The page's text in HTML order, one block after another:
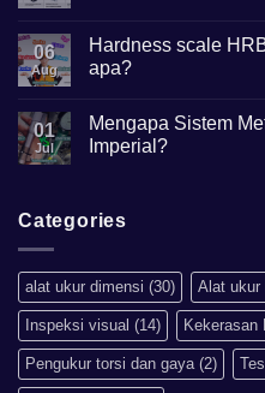
Mikroskop
Metalurgi
Apa
06
Aug
Hardness scale
apa?
on
Hardness
scale
01
Jul
Mengapa Sistem
Imperial?
Mengapa
Sistem
Baik
Daripada
Imperial?
Categories
alat ukur dimensi (30) Alat ukur
Inspeksi visual (14) Kekerasan
Pengukur torsi dan gaya(2)